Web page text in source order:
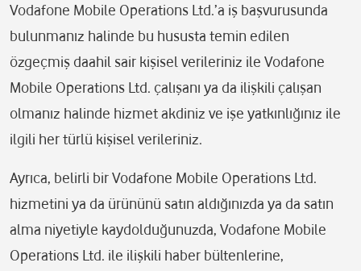
Vodafone Mobile Operations Ltd.’a iş başvurusunda
bulunmanız halinde bu hususta temin edilen
özgeçmiş daahil sair kişisel verileriniz ile Vodafone
Mobile Operations Ltd. çalışanı ya da ilişkili çalışan
olmanız halinde hizmet akdiniz ve işe yatkınlığınız ile
ilgili her türlü kişisel verileriniz.
Ayrıca, belirli bir Vodafone Mobile Operations Ltd.
hizmetini ya da ürününü satın aldığınızda ya da satın
alma niyetiyle kaydolduğunuzda, Vodafone Mobile
Operations Ltd. ile ilişkili haber bültenlerine,